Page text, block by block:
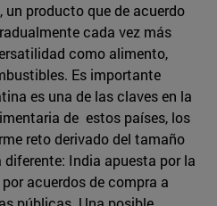
un producto que de acuerdo
cada vez más
como alimento,
Es importante
es una de las claves en la
de estos países, los
reto derivado del tamaño
India apuesta por la
acuerdos de compra a